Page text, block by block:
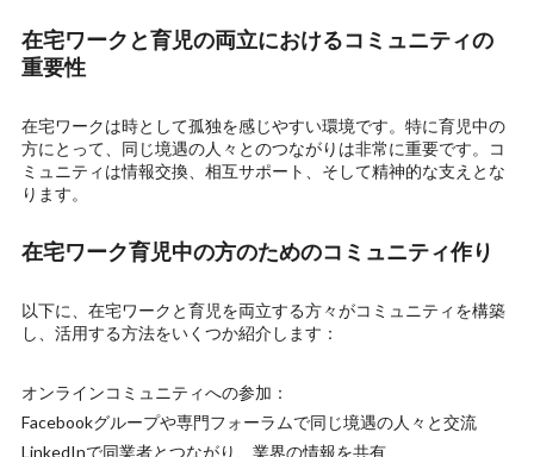
在宅ワークと育児の両立におけるコミュニティの
重要性
在宅ワークは時として孤独を感じやすい環境です。特に育児中の
方にとって、同じ境遇の人々とのつながりは非常に重要です。コ
ミュニティは情報交換、相互サポート、そして精神的な支えとな
ります。
在宅ワーク育児中の方のためのコミュニティ作り
以下に、在宅ワークと育児を両立する方々がコミュニティを構築
し、活用する方法をいくつか紹介します：
オンラインコミュニティへの参加：
Facebookグループや専門フォーラムで同じ境遇の人々と交流
LinkedInで同業者とつながり、業界の情報を共有